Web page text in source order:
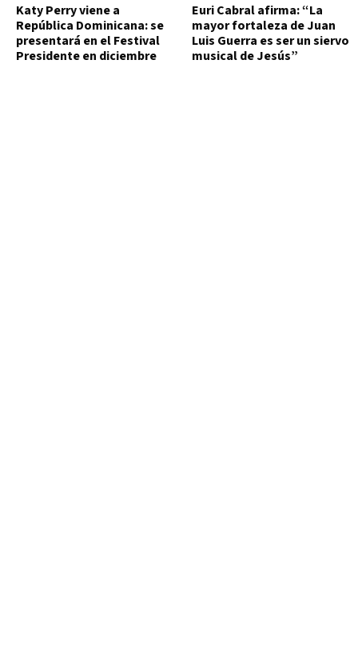
Katy Perry viene a
República Dominicana: se
presentará en el Festival
Presidente en diciembre
Euri Cabral afirma: “La
mayor fortaleza de Juan
Luis Guerra es ser un siervo
musical de Jesús”